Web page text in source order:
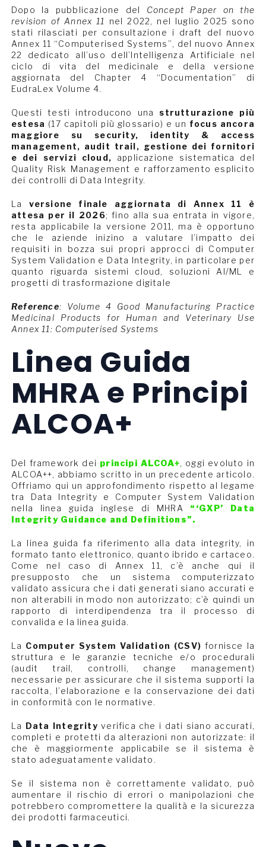
Dopo la pubblicazione del Concept Paper on the
revision of Annex 11
nel 2022, nel luglio 2025 sono
stati rilasciati per consultazione i draft del nuovo
Annex 11 “Computerised Systems”, del nuovo Annex
22 dedicato all’uso dell’Intelligenza Artificiale nel
ciclo di vita del medicinale e della versione
aggiornata del Chapter 4 “Documentation” di
EudraLex Volume 4.
Questi testi introducono unastrutturazione più
estesa (17 capitoli più glossario) e un focus ancora
maggiore su security, identity & access
management, audit trail, gestione dei fornitori
e dei servizi cloud, applicazione sistematica del
Quality Risk Management e rafforzamento esplicito
dei controlli di Data Integrity.
La versione finale aggiornata di Annex 11 è
attesa per il 2026; fino alla sua entrata in vigore,
resta applicabile la versione 2011, ma è opportuno
che le aziende inizino a valutare l’impatto dei
requisiti in bozza sui propri approcci di Computer
System Validation e Data Integrity, in particolare per
quanto riguarda sistemi cloud, soluzioni AI/ML e
progetti di trasformazione digitale
Reference: Volume 4 Good Manufacturing Practice
Medicinal Products for Human and Veterinary Use
Annex 11: Computerised Systems
Linea Guida
MHRA e Principi
ALCOA+
Del framework dei principi ALCOA+, oggi evoluto in
ALCOA++, abbiamo scritto in un precedente articolo.
Offriamo qui un approfondimento rispetto al legame
tra Data Integrity e Computer System Validation
nella linea guida inglese di MHRA “‘GXP’ Data
Integrity Guidance and Definitions”.
La linea guida fa riferimento alla data integrity, in
formato tanto elettronico, quanto ibrido e cartaceo.
Come nel caso di Annex 11, c’è anche qui il
presupposto che un sistema computerizzato
validato assicura che i dati generati siano accurati e
non alterabili in modo non autorizzato; c’è quindi un
rapporto di interdipendenza tra il processo di
convalida e la linea guida.
La Computer System Validation (CSV) fornisce la
struttura e le garanzie tecniche e/o procedurali
(audit trail, controlli, change management)
necessarie per assicurare che il sistema supporti la
raccolta, l’elaborazione e la conservazione dei dati
in conformità con le normative.
La Data Integrity verifica che i dati siano accurati,
completi e protetti da alterazioni non autorizzate: il
che è maggiormente applicabile se il sistema è
stato adeguatamente validato.
Se il sistema non è correttamente validato, può
aumentare il rischio di errori o manipolazioni che
potrebbero compromettere la qualità e la sicurezza
dei prodotti farmaceutici.